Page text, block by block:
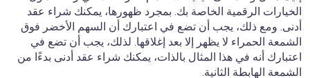
الخيارات الرقمية الخاصة بك. بمجرد ظهورها، يمكنك شراء عقد
أدنى. ومع ذلك، يجب أن تضع في اعتبارك أن السهم الأخضر فوق
الشمعة الحمراء لا يظهر إلا بعد إغلاقها. لذلك، يجب أن تضع في
اعتبارك أنه في هذا المثال بالذات، يمكنك شراء عقد أدنى بدءًا من
الشمعة الهابطة الثانية.